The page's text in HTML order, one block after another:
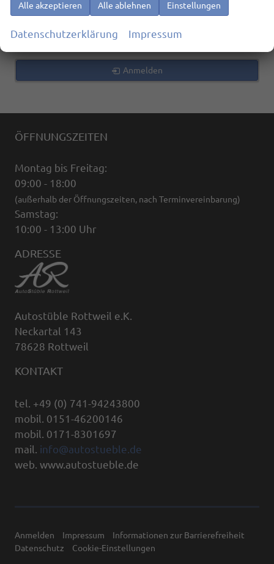
Anmelden
ÖFFNUNGSZEITEN
Montag bis Freitag:
09:00 - 18:00
(außerhalb der Öffnungszeiten, nach Terminvereinbarung)
Samstag:
10:00 - 13:00 Uhr
ADRESSE
Autostüble Rottweil e.K.
Neckartal 143
78628 Rottweil
KONTAKT
tel. +49 (0) 741-94243800
mobil. 0151-46200146
mobil. 0171-8301697
mail. info@autostueble.de
web. www.autostueble.de
Anmelden Impressum
Informationen zur Barrierefreiheit
Datenschutz
Cookie-Einstellungen
Alle akzeptieren Alle ablehnen Einstellungen
Datenschutzerklärung Impressum